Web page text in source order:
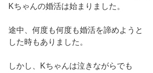
Kちゃんの婚活は始まりました。
途中、何度も何度も婚活を諦めようと
した時もありました。
しかし、Kちゃんは泣きながらでも